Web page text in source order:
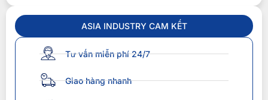
ASIA INDUSTRY CAM KẾT
Tư vấn miễn phí 24/7
Giao hàng nhanh